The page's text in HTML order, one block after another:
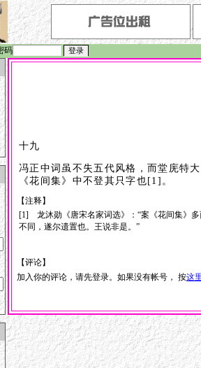
码
十九
冯正中词虽不失五代风格，而堂庑特
《花间集》中不登其只字也[1]。
【注释】
[1] 龙沐勋《唐宋名家词选》：“案《花间集》
不同，遂尔遗置也。王说非是。”
【评论】
加入你的评论，请先登录。如果没有帐号， 按这